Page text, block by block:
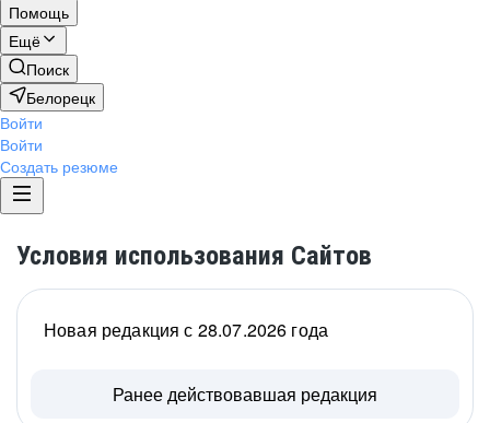
Помощь
Ещё
Поиск
Белорецк
Войти
Войти
Создать резюме
Условия использования Сайтов
Новая редакция с 28.07.2026 года
Ранее действовавшая редакция